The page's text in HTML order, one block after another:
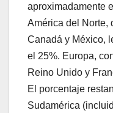
aproximadamente
América del Norte,
Canadá y México,
el 25%. Europa,
Reino Unido y
El porcentaje
Sudamérica